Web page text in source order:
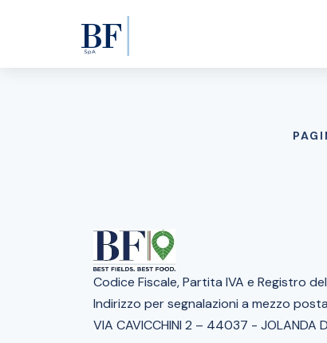
Codice Fiscale, Partita IVA e Registro
Indirizzo per segnalazioni a mezzo
VIA CAVICCHINI 2 – 44037 - JOLANDA